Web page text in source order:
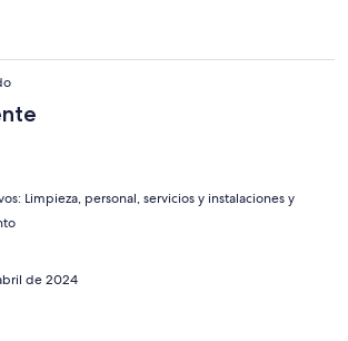
Limpieza, personal, servicios y instalaciones y
de 2024